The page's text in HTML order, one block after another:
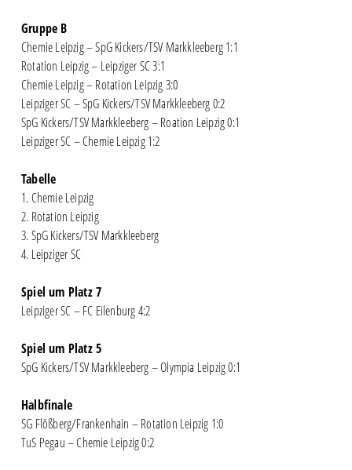
Gruppe B
Chemie Leipzig – SpG Kickers/TSV Markkleeberg 1:1
Rotation Leipzig – Leipziger SC 3:1
Chemie Leipzig – Rotation Leipzig 3:0
Leipziger SC – SpG Kickers/TSV Markkleeberg 0:2
SpG Kickers/TSV Markkleeberg – Roation Leipzig 0:1
Leipziger SC – Chemie Leipzig 1:2
Tabelle
1. Chemie Leipzig
2. Rotation Leipzig
3. SpG Kickers/TSV Markkleeberg
4. Leipziger SC
Spiel um Platz 7
Leipziger SC – FC Eilenburg 4:2
Spiel um Platz 5
SpG Kickers/TSV Markkleeberg – Olympia Leipzig 0:1
Halbfinale
SG Flößberg/Frankenhain – Rotation Leipzig 1:0
TuS Pegau – Chemie Leipzig 0:2